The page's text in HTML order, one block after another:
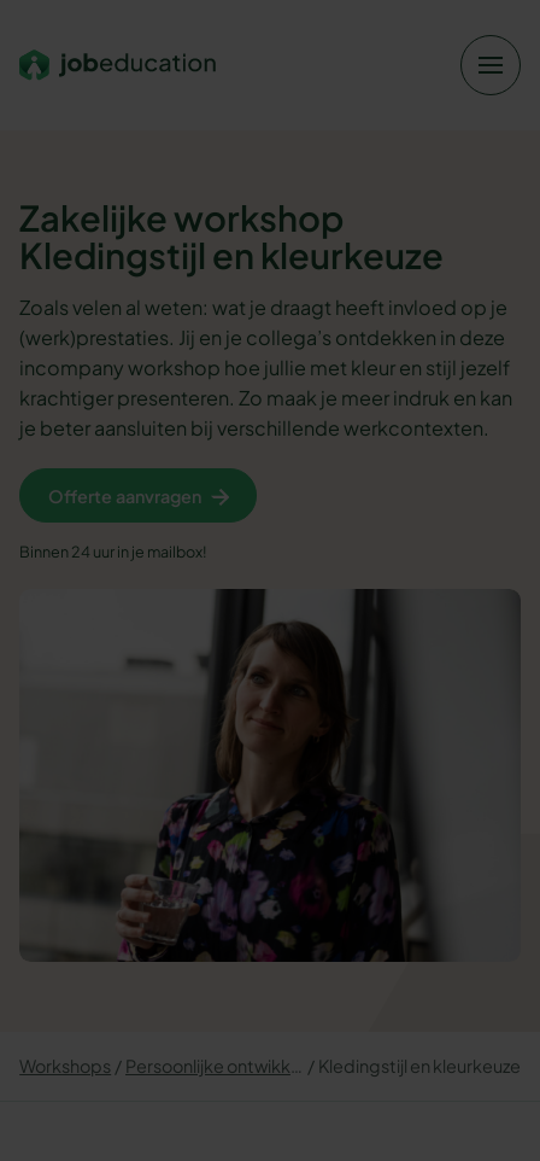
Zakelijke workshop
Kledingstijl en kleurkeuze
Zoals velen al weten: wat je draagt heeft invloed op je
(werk)prestaties. Jij en je collega’s ontdekken in deze
incompany workshop hoe jullie met kleur en stijl jezelf
krachtiger presenteren. Zo maak je meer indruk en kan
je beter aansluiten bij verschillende werkcontexten.
Offerte aanvragen
Binnen 24 uur in je mailbox!
Workshops Kledingstijl en kleurkeuze